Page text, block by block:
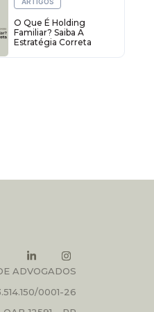
O Que É Holding
Familiar? Saiba A
Estratégia Correta
ADVOGADOS
0001-26